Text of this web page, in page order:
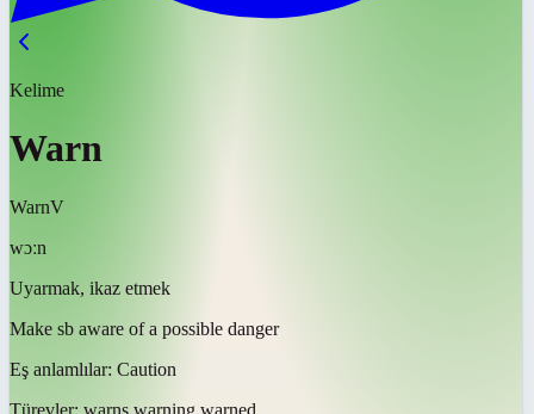
Kelime
Warn
WarnV
wɔːn
Uyarmak, ikaz etmek
Make sb aware of a possible danger
Eş anlamlılar: Caution
Türevler: warns,warning,warned